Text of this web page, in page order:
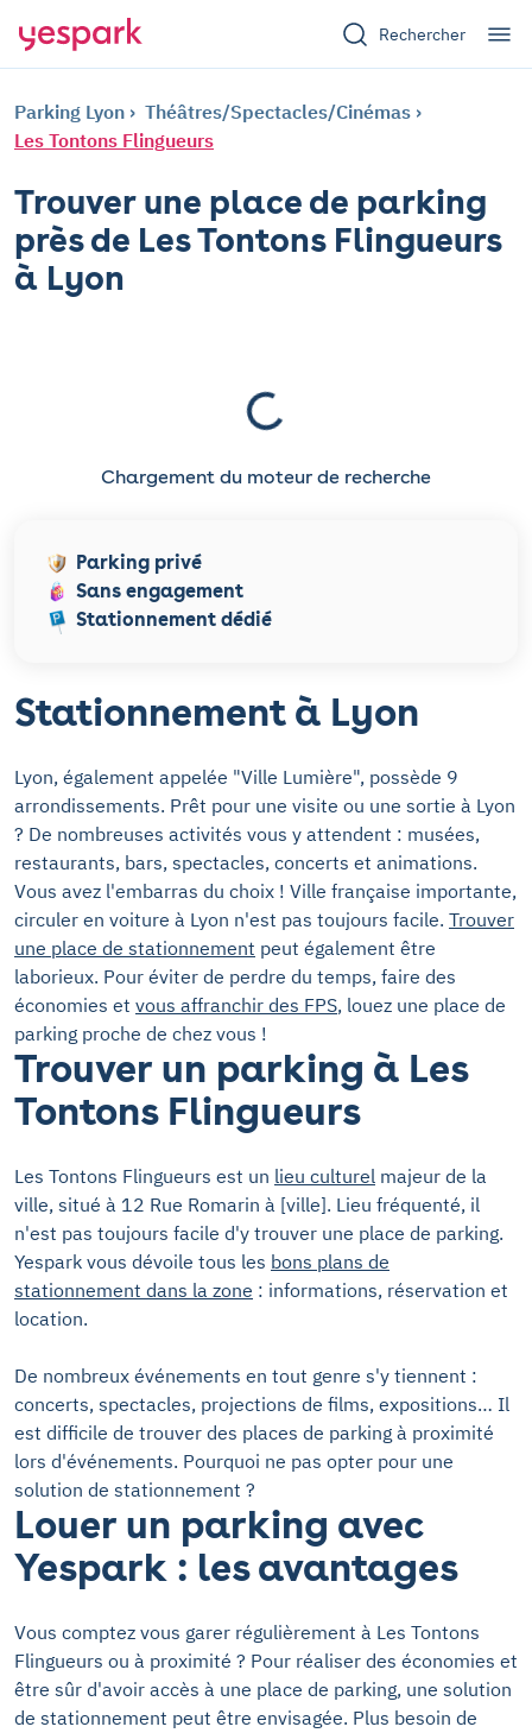
Rechercher
Parking Lyon
Théâtres/Spectacles/Cinémas
Les Tontons Flingueurs
Trouver une place de parking
près de Les Tontons Flingueurs
à Lyon
Chargement du moteur de recherche
Parking privé
Sans engagement
Stationnement dédié
Stationnement à Lyon
Lyon, également appelée "Ville Lumière", possède 9
arrondissements. Prêt pour une visite ou une sortie à Lyon
? De nombreuses activités vous y attendent : musées,
restaurants, bars, spectacles, concerts et animations.
Vous avez l'embarras du choix ! Ville française importante,
circuler en voiture à Lyon n'est pas toujours facile. Trouver
une place de stationnement peut également être
laborieux. Pour éviter de perdre du temps, faire des
économies et vous affranchir des FPS, louez une place de
parking proche de chez vous !
Trouver un parking à Les
Tontons Flingueurs
Les Tontons Flingueurs est un lieu culturel majeur de la
ville, situé à 12 Rue Romarin à [ville]. Lieu fréquenté, il
n'est pas toujours facile d'y trouver une place de parking.
Yespark vous dévoile tous les bons plans de
stationnement dans la zone : informations, réservation et
location.
De nombreux événements en tout genre s'y tiennent :
concerts, spectacles, projections de films, expositions… Il
est difficile de trouver des places de parking à proximité
lors d'événements. Pourquoi ne pas opter pour une
solution de stationnement ?
Louer un parking avec
Yespark : les avantages
Vous comptez vous garer régulièrement à Les Tontons
Flingueurs ou à proximité ? Pour réaliser des économies et
être sûr d'avoir accès à une place de parking, une solution
de stationnement peut être envisagée. Plus besoin de